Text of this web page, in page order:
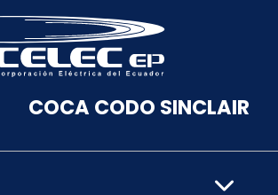
de herramientas
COCA CODO SINCLAIR